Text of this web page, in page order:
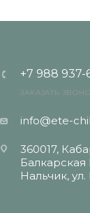
+7 988 937-
ЗАКАЗАТЬ
info@ete-
360017,
Балкарская
Нальчик, ул.